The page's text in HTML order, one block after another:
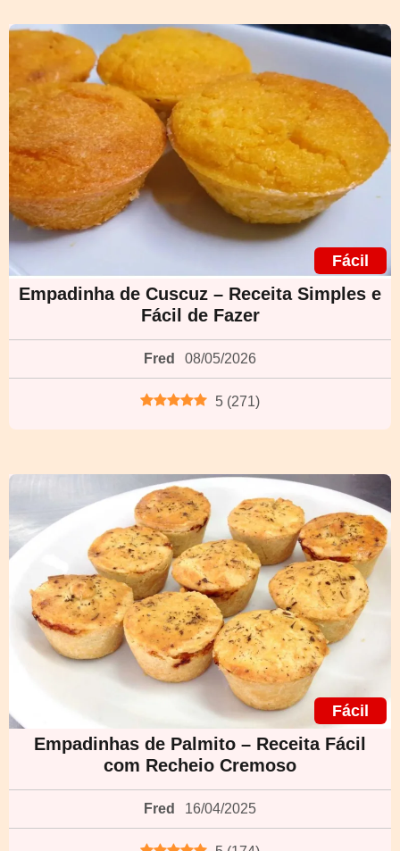
Fácil
Empadinha de Cuscuz – Receita Simples e
Fácil de Fazer
Fred 08/05/2026
5 (271)
Fácil
Empadinhas de Palmito – Receita Fácil
com Recheio Cremoso
Fred 16/04/2025